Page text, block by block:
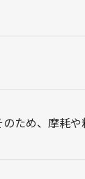
ため、摩耗